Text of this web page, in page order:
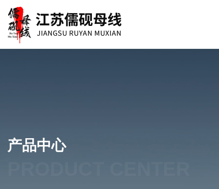
产品中心